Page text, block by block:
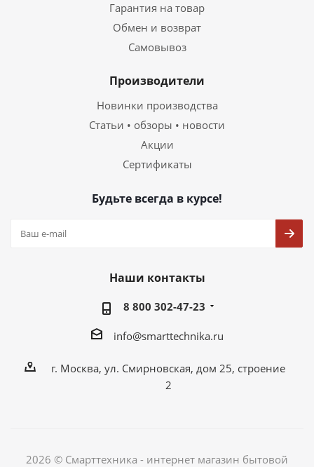
Гарантия на товар
Обмен и возврат
Самовывоз
Производители
Новинки производства
Статьи • обзоры • новости
Акции
Сертификаты
Будьте всегда в курсе!
Наши контакты
8 800 302-47-23
info@smarttechnika.ru
г. Москва, ул. Смирновская, дом 25, строение
2
2026 © Смарттехника - интернет магазин бытовой